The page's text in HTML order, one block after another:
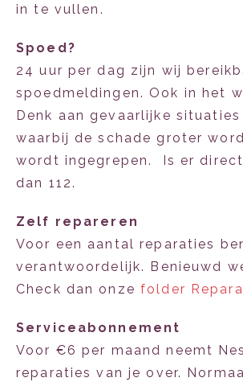
in te vullen.
Spoed?
24 uur per dag zijn wij
spoedmeldingen. Ook in het
Denk aan gevaarlijke
waarbij de schade groter
wordt ingegrepen. Is er
dan 112.
Zelf repareren
Voor een aantal reparaties
verantwoordelijk. Benieuwd
Check dan onze folder
Serviceabonnement
Voor €6 per maand neemt
reparaties van je over.